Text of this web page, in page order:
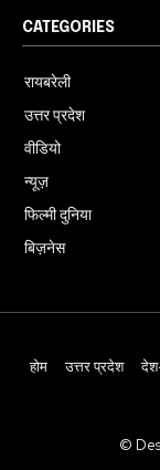
CATEGORIES
रायबरेली
उत्तर प्रदेश
वीडियो
न्यूज़
फिल्मी दुनिया
बिज़नेस
होम उत्तर प्रदेश
©